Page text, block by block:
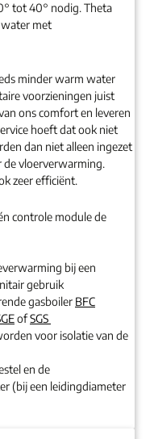
tot 40° nodig. Theta
water met
minder warm water
voorzieningen juist
ons comfort en leveren
hoeft dat ook niet
dan niet alleen ingezet
vloerverwarming.
zeer efficiënt.
controle module de
bij een
gebruik
gasboiler BFC
ofSGS
voor isolatie van de
en de
(bij een leidingdiameter